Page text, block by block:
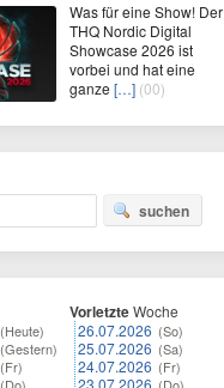
Was für eine Show! Der
THQ Nordic Digital
Showcase 2026 ist
vorbei und hat eine
ganze […] (00)
suchen
(Heute)
(Gestern)
(Fr)
VorletzteWoche
26.07.2026 (So)
25.07.2026 (Sa)
24.07.2026 (Fr)
23.07.2026